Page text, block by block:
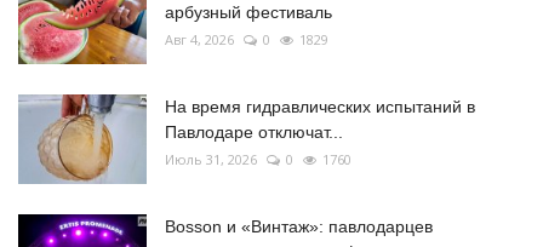
арбузный фестиваль
Авг 4, 2026 0 1829
На время гидравлических испытаний в
Павлодаре отключат...
Июль 31, 2026 0 1760
Bosson и «Винтаж»: павлодарцев